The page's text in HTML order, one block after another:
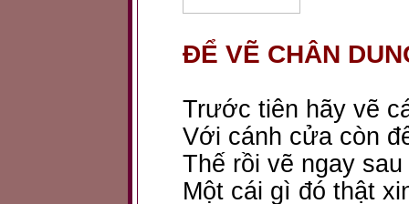
ĐỂ VẼ CHÂN
Trước tiên hãy vẽ
Với cánh cửa còn
Thế rồi vẽ ngay sau
Một cái gì đó thật